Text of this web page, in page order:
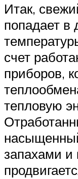
Итак,
попадает в
счет
приборов,
тепловую
запахами и